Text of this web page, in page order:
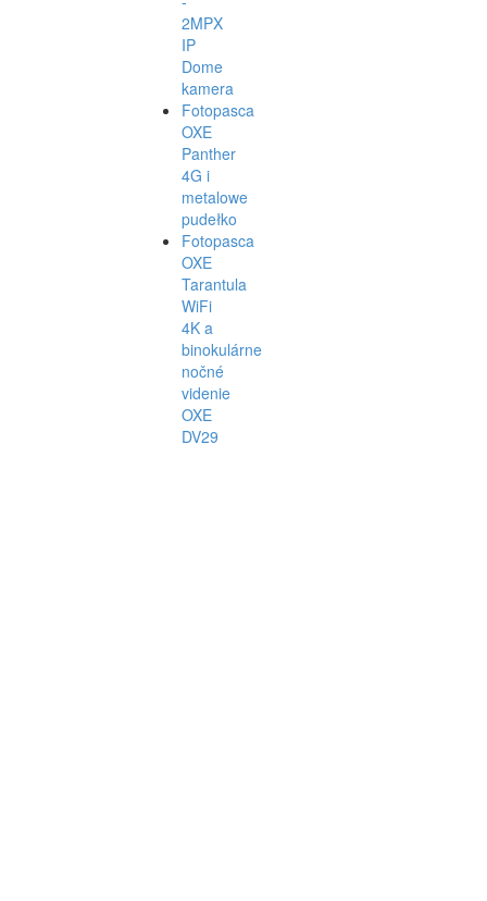
2MPX
IP
Dome
kamera
Fotopasca
OXE
Panther
4G i
metalowe
pudełko
Fotopasca
OXE
Tarantula
WiFi
4K a
binokulárne
nočné
videnie
OXE
DV29